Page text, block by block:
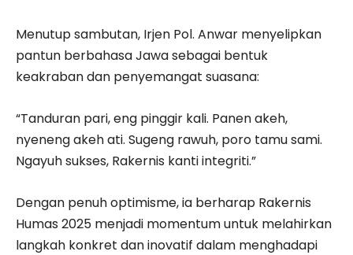
Menutup sambutan, Irjen Pol. Anwar menyelipkan
pantun berbahasa Jawa sebagai bentuk
keakraban dan penyemangat suasana:
“Tanduran pari, eng pinggir kali. Panen akeh,
nyeneng akeh ati. Sugeng rawuh, poro tamu sami.
Ngayuh sukses, Rakernis kanti integriti.”
Dengan penuh optimisme, ia berharap Rakernis
Humas 2025 menjadi momentum untuk melahirkan
langkah konkret dan inovatif dalam menghadapi